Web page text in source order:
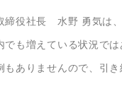
役社長 水野 勇気は、
でも増えている状況で
ありませんので、引